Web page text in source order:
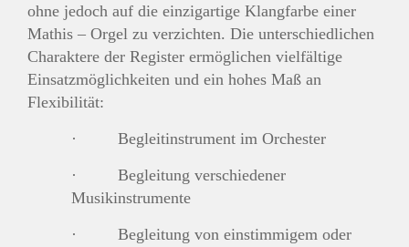
ohne jedoch auf die einzigartige Klangfarbe einer
Mathis – Orgel zu verzichten. Die unterschiedlichen
Charaktere der Register ermöglichen vielfältige
Einsatzmöglichkeiten und ein hohes Maß an
Flexibilität:
· Begleitinstrument im Orchester
· Begleitung verschiedener
Musikinstrumente
· Begleitung von einstimmigem oder